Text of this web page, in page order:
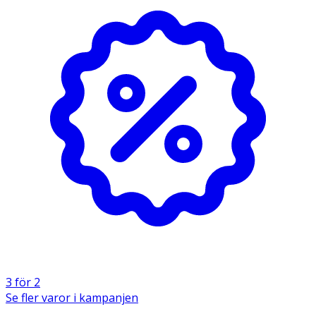
· Rengör såret vid behov och torka huden helt torr.
· Klipp till önskad storlek och applicera.
· Byt plåster när det blivit blött eller smutsigt.
· Följ alltid anvisningarna på förpackningen. Vid
allvarlig incident kontakta tillverkaren eller behörig
myndighet.
Förvaras torrt i rumstemperatur
3 för 2
Se fler varor i kampanjen